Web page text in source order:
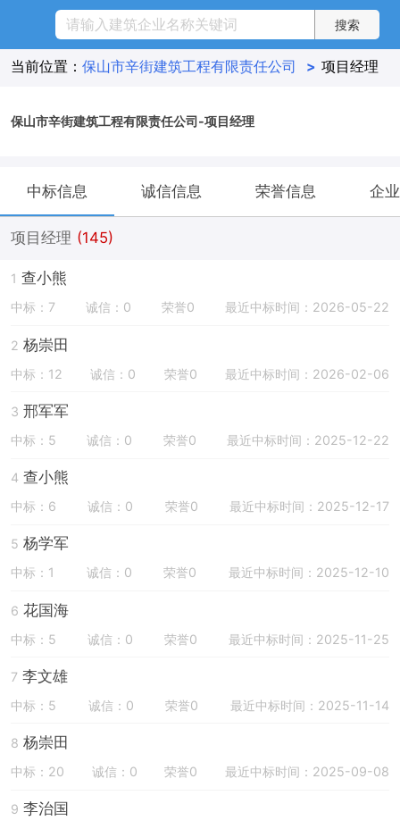
当前位置： 保山市辛街建筑工程有限责任公司 > 项目经理
保山市辛街建筑工程有限责任公司-项目经理
中标信息 诚信信息 荣誉信息 企
项目经理 (145)
1 查小熊
中标：7 诚信：0 荣誉0 最近中标时间：2026-05-22
2 杨崇田
中标：12 诚信：0 荣誉0 最近中标时间：2026-02-06
3 邢军军
中标：5 诚信：0 荣誉0 最近中标时间：2025-12-22
4 查小熊
中标：6 诚信：0 荣誉0 最近中标时间：2025-12-17
5 杨学军
中标：1 诚信：0 荣誉0 最近中标时间：2025-12-10
6 花国海
中标：5 诚信：0 荣誉0 最近中标时间：2025-11-25
7 李文雄
中标：5 诚信：0 荣誉0 最近中标时间：2025-11-14
8 杨崇田
中标：20 诚信：0 荣誉0 最近中标时间：2025-09-08
9 李治国